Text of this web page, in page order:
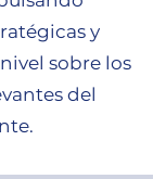
y
sobre los
del